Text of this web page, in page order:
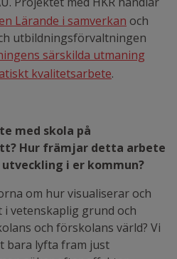
Lärande i samverkan och
utbildningsförvaltningen
särskilda utmaning
kvalitetsarbete.
med skola på
Hur främjar detta arbete
i er kommun?
om hur visualiserar och
i vetenskaplig grund och
och förskolans värld? Vi
bara lyfta fram just